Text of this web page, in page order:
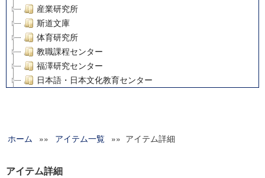
産業研究所
斯道文庫
体育研究所
教職課程センター
福澤研究センター
日本語・日本文化教育センター
グローバルリサーチインスティテュート
科学研究費補助金研究成果報告書
ホーム »» アイテム一覧 »» アイテム詳細
アイテム詳細